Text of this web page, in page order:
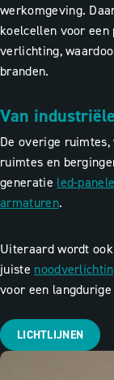
werkomgeving.
koelcellen voor
verlichting,
branden.
Van
De overige
ruimtes en
generatie led-
armaturen.
Uiteraard wordt
juiste
voor een
LICHTLIJNEN